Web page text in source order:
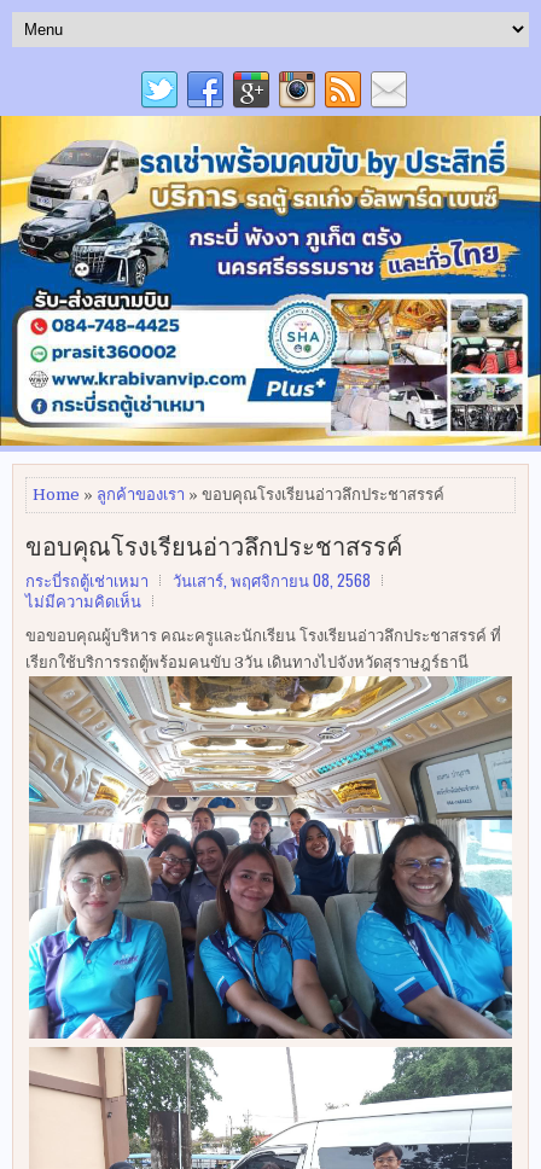
Home » ลูกค้าของเรา » ขอบคุณโรงเรียนอ่าวลึกประชาสรรค์
ขอบคุณโรงเรียนอ่าวลึกประชาสรรค์
กระบี่รถตู้เช่าเหมา
วันเสาร์, พฤศจิกายน 08, 2568
ไม่มีความคิดเห็น
ขอขอบคุณผู้บริหาร คณะครูและนักเรียน โรงเรียนอ่าวลึกประชาสรรค์ ที่
เรียกใช้บริการรถตู้พร้อมคนขับ 3วัน เดินทางไปจังหวัดสุราษฎร์ธานี